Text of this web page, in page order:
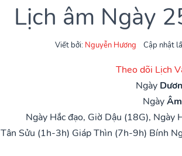
Lịch âm Ngày
Viết bởi: Nguyễn Hương Cập nhật
Theo dõi Lịch
Ngày
Ngày
Ngày Hắc đạo, Giờ Dậu (18G), Ngày
Tân Sửu (1h-3h) Giáp Thìn (7h-9h) Bính